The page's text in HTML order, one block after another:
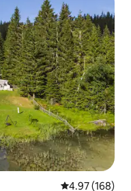
Calificación
4.97 (168)